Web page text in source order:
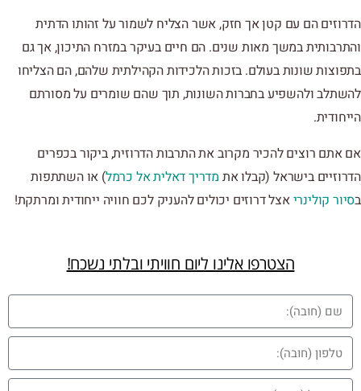
הדרוזים הם עם קטן אך חזק, אשר הצליח לשמור על זהותו הדתית
והתרבותית במשך מאות שנים. הם חיים בעיקר במזרח התיכון, אך גם
בתפוצות שונות בעולם. בזכות הלכידות הקהילתית שלהם, הם הצליחו
להשתלב ולהשפיע בחברות השונות, תוך שהם שומרים על מסורתם
הייחודית.
אם אתם רוצים להכיר מקרוב את התרבות הדרוזית, ביקור בכפרים
הדרוזיים בישראל (קבלו את מדריך דאלית אל כרמל) או השתתפות
בסיור קולינריאצל דרוזים יכולים להעניק לכם חוויה ייחודית ומרתקת!
הצטרפו אלינו ליום חוויתי ובלתי נשכח!